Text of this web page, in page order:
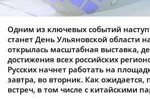
Одним из ключевых событий
станет День Ульяновской области
открылась масштабная выставка,
достижения всех российских
Русских начнет работать на
завтра, во вторник. Как ожидается,
встреч, в том числе с китайскими